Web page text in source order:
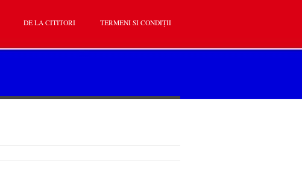
DE LA CITITORI TERMENI SI CONDIȚII